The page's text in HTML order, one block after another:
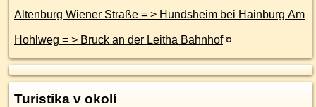
Altenburg Wiener Straße = > Hundsheim bei Hainburg Am
Hohlweg = > Bruck an der Leitha Bahnhof ¤
Turistika v okolí